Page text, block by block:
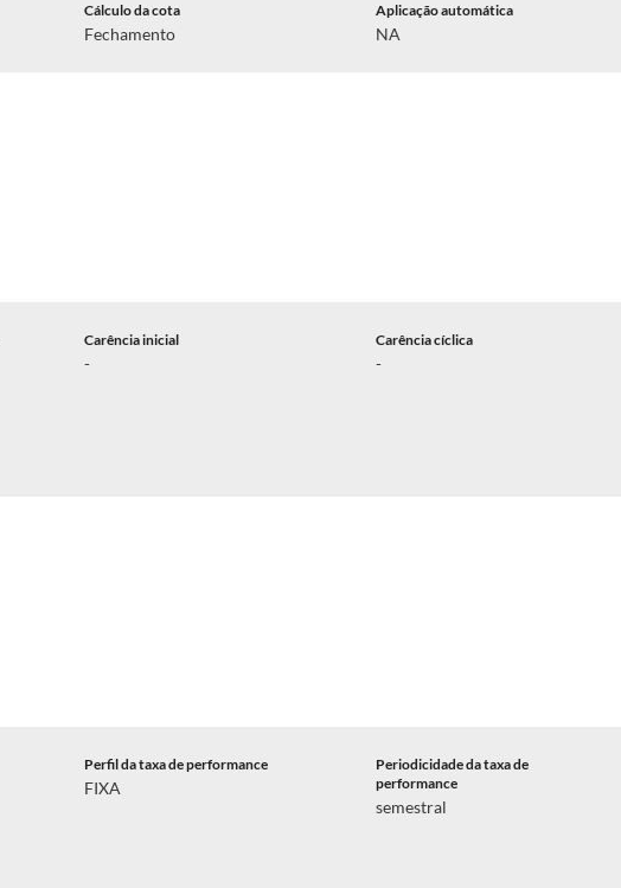
Cálculo da cota
Fechamento
Aplicação automática
NA
Carência inicial
-
Carência cíclica
-
Perfil da taxa de performance
FIXA
Periodicidade da taxa de
performance
semestral